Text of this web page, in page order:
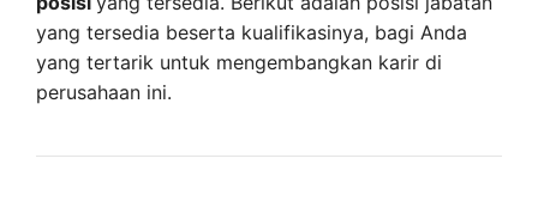
yang tersedia beserta kualifikasinya, bagi Anda
yang tertarik untuk mengembangkan karir di
perusahaan ini.